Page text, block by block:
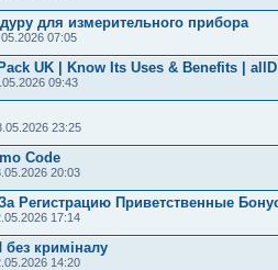
для измерительного прибора
07:05
UK | Know Its Uses & Benefits | allD
09:43
23:25
Code
20:03
Регистрацию Приветственные
17:14
криміналу
14:20